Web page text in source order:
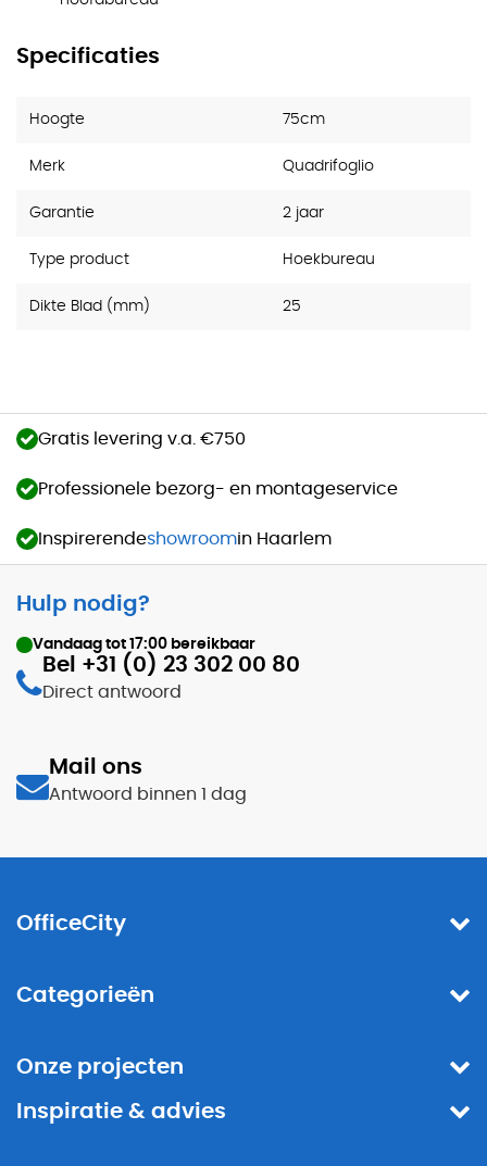
Specificaties
Hoogte 75cm
Merk Quadrifoglio
Garantie 2 jaar
Type product Hoekbureau
Dikte Blad (mm) 25
Gratis levering v.a. €750
Professionele bezorg- en montageservice
Inspirerendeshowroomin Haarlem
Hulp nodig?
Vandaag tot 17:00 bereikbaar
Bel +31 (0) 23 302 00 80
Direct antwoord
Mail ons
Antwoord binnen 1 dag
OfficeCity
Categorieën
Onze projecten
Inspiratie & advies